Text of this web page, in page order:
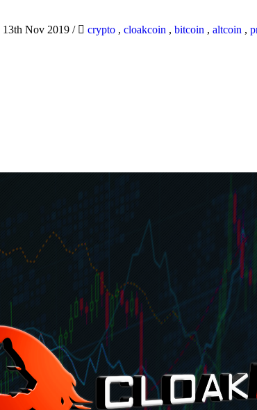
13th Nov 2019 / crypto , cloakcoin , bitcoin , altcoin ,